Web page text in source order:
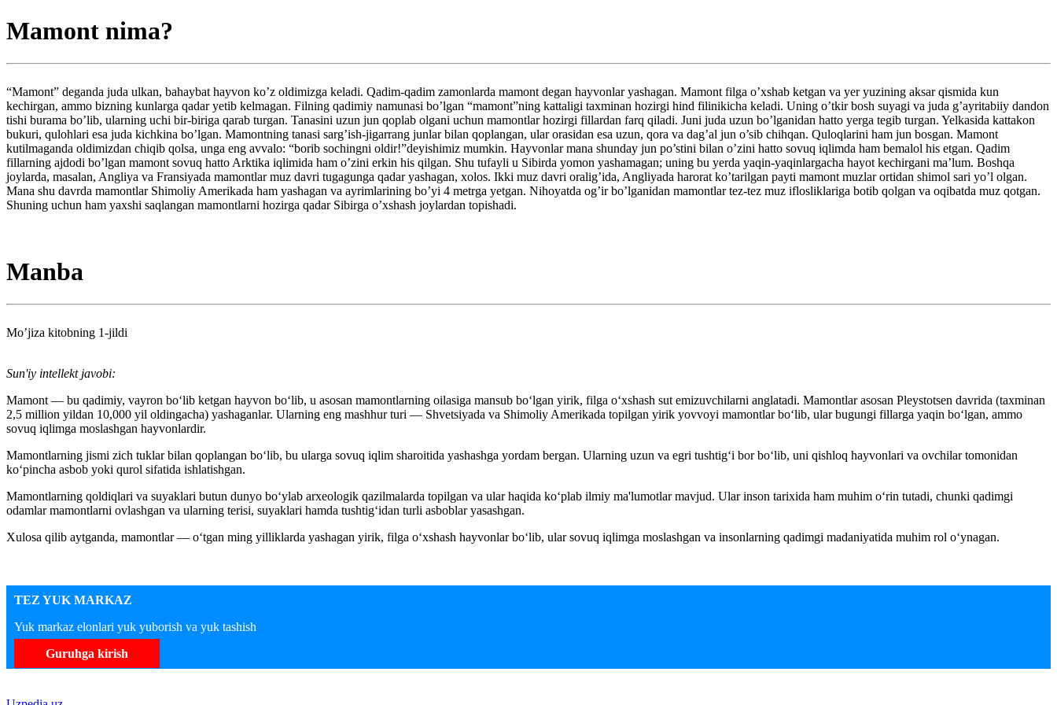
Mamont nima?
“Mamont” deganda juda ulkan, bahaybat hayvon ko’z oldimizga keladi. Qadim-qadim zamonlarda mamont degan hayvonlar yashagan. Mamont filga o’xshab ketgan va yer yuzining aksar qismida kun
kechirgan, ammo bizning kunlarga qadar yetib kelmagan. Filning qadimiy namunasi bo’lgan “mamont”ning kattaligi taxminan hozirgi hind filinikicha keladi. Uning o’tkir bosh suyagi va juda g’ayritabiiy dandon
tishi burama bo’lib, ularning uchi bir-biriga qarab turgan. Tanasini uzun jun qoplab olgani uchun mamontlar hozirgi fillardan farq qiladi. Juni juda uzun bo’lganidan hatto yerga tegib turgan. Yelkasida kattakon
bukuri, qulohlari esa juda kichkina bo’lgan. Mamontning tanasi sarg’ish-jigarrang junlar bilan qoplangan, ular orasidan esa uzun, qora va dag’al jun o’sib chihqan. Quloqlarini ham jun bosgan. Mamont
kutilmaganda oldimizdan chiqib qolsa, unga eng avvalo: “borib sochingni oldir!”deyishimiz mumkin. Hayvonlar mana shunday jun po’stini bilan o’zini hatto sovuq iqlimda ham bemalol his etgan. Qadim
fillarning ajdodi bo’lgan mamont sovuq hatto Arktika iqlimida ham o’zini erkin his qilgan. Shu tufayli u Sibirda yomon yashamagan; uning bu yerda yaqin-yaqinlargacha hayot kechirgani ma’lum. Boshqa
joylarda, masalan, Angliya va Fransiyada mamontlar muz davri tugagunga qadar yashagan, xolos. Ikki muz davri oralig’ida, Angliyada harorat ko’tarilgan payti mamont muzlar ortidan shimol sari yo’l olgan.
Mana shu davrda mamontlar Shimoliy Amerikada ham yashagan va ayrimlarining bo’yi 4 metrga yetgan. Nihoyatda og’ir bo’lganidan mamontlar tez-tez muz iflosliklariga botib qolgan va oqibatda muz qotgan.
Shuning uchun ham yaxshi saqlangan mamontlarni hozirga qadar Sibirga o’xshash joylardan topishadi.
Manba
Mo’jiza kitobning 1-jildi
Sun'iy intellekt javobi:
Mamont — bu qadimiy, vayron bo‘lib ketgan hayvon bo‘lib, u asosan mamontlarning oilasiga mansub bo‘lgan yirik, filga o‘xshash sut emizuvchilarni anglatadi. Mamontlar asosan Pleystotsen davrida (taxminan
2,5 million yildan 10,000 yil oldingacha) yashaganlar. Ularning eng mashhur turi — Shvetsiyada va Shimoliy Amerikada topilgan yirik yovvoyi mamontlar bo‘lib, ular bugungi fillarga yaqin bo‘lgan, ammo
sovuq iqlimga moslashgan hayvonlardir.
Mamontlarning jismi zich tuklar bilan qoplangan bo‘lib, bu ularga sovuq iqlim sharoitida yashashga yordam bergan. Ularning uzun va egri tushtig‘i bor bo‘lib, uni qishloq hayvonlari va ovchilar tomonidan
ko‘pincha asbob yoki qurol sifatida ishlatishgan.
Mamontlarning qoldiqlari va suyaklari butun dunyo bo‘ylab arxeologik qazilmalarda topilgan va ular haqida ko‘plab ilmiy ma'lumotlar mavjud. Ular inson tarixida ham muhim o‘rin tutadi, chunki qadimgi
odamlar mamontlarni ovlashgan va ularning terisi, suyaklari hamda tushtig‘idan turli asboblar yasashgan.
Xulosa qilib aytganda, mamontlar — o‘tgan ming yilliklarda yashagan yirik, filga o‘xshash hayvonlar bo‘lib, ular sovuq iqlimga moslashgan va insonlarning qadimgi madaniyatida muhim rol o‘ynagan.
TEZ YUK MARKAZ
Yuk markaz elonlari yuk yuborish va yuk tashish
Guruhga kirish